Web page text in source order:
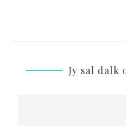
Jy sal dalk